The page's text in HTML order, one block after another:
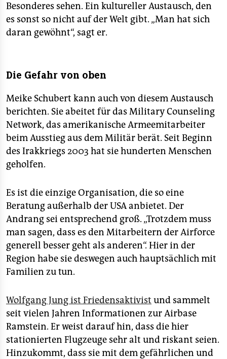
Besonderes sehen. Ein kultureller Austausch, den
es sonst so nicht auf der Welt gibt. „Man hat sich
daran gewöhnt“, sagt er.
Die Gefahr von oben
Meike Schubert kann auch von diesem Austausch
berichten. Sie abeitet für das Military Counseling
Network, das amerikanische Armeemitarbeiter
beim Ausstieg aus dem Militär berät. Seit Beginn
des Irakkriegs 2003 hat sie hunderten Menschen
geholfen.
Es ist die einzige Organisation, die so eine
Beratung außerhalb der USA anbietet. Der
Andrang sei entsprechend groß. „Trotzdem muss
man sagen, dass es den Mitarbeitern der Airforce
generell besser geht als anderen“. Hier in der
Region habe sie deswegen auch hauptsächlich mit
Familien zu tun.
Wolfgang Jung ist Friedensaktivist und sammelt
seit vielen Jahren Informationen zur Airbase
Ramstein. Er weist darauf hin, dass die hier
stationierten Flugzeuge sehr alt und riskant seien.
Hinzukommt, dass sie mit dem gefährlichen und